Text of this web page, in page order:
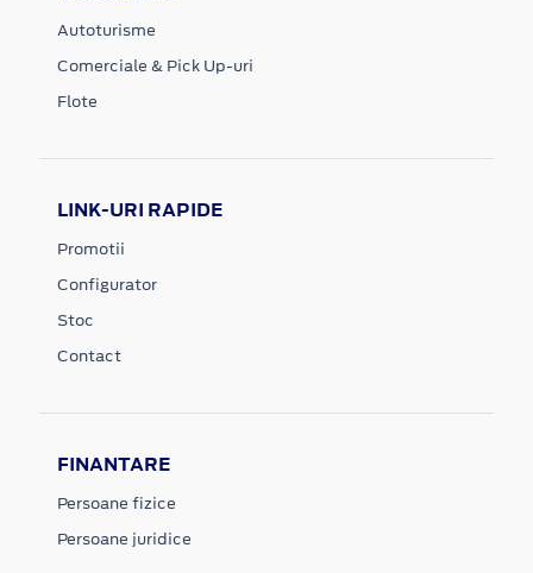
Autoturisme
Comerciale & Pick Up-uri
Flote
LINK-URI RAPIDE
Promotii
Configurator
Stoc
Contact
FINANTARE
Persoane fizice
Persoane juridice